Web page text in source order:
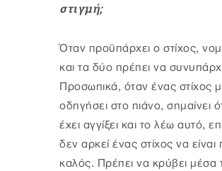
στιγμή;
Όταν προϋπάρχει ο στίχος,
και τα δύο πρέπει να
Προσωπικά, όταν ένας στίχος
οδηγήσει στο πιάνο, σημαίνει
έχει αγγίξει και το λέω αυτό,
δεν αρκεί ένας στίχος να είναι
καλός. Πρέπει να κρύβει μέσα